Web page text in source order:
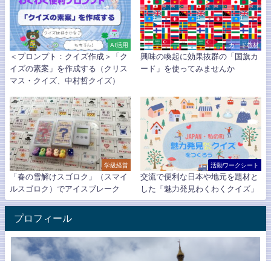
AI活用
＜プロンプト：クイズ作成＞「ク
イズの素案」を作成する（クリス
マス・クイズ、中村哲クイズ）
カード教材
興味の喚起に効果抜群の「国旗カ
ード」を使ってみませんか
学級経営
「春の雪解けスゴロク」（スマイ
ルスゴロク）でアイスブレーク
活動ワークシート
交流で便利な日本や地元を題材と
した「魅力発見わくわくクイズ」
プロフィール